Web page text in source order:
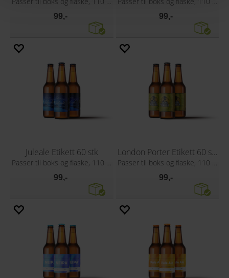
99,- 99,-
Juleale Etikett 60 stk
99,-
London Porter Etikett 60 stk
99,-